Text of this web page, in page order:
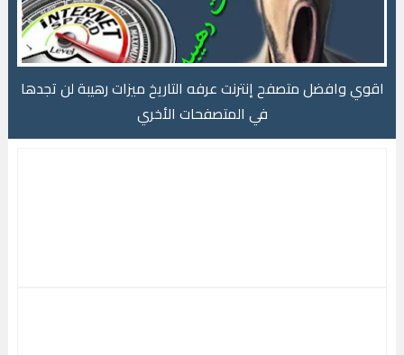
اقوي وافضل متصفح إنترنت عرفه التاريخ ميزات رهيبة لن تجدها
في المتصفحات الأخري